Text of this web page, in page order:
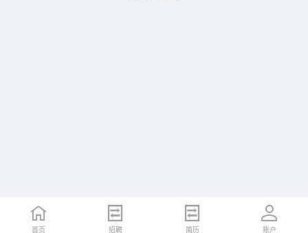
首页 招聘 简历 账户